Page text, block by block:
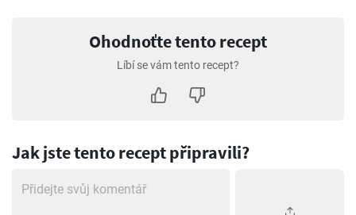
Ohodnoťte tento recept
Líbí se vám tento recept?
Jak jste tento recept připravili?